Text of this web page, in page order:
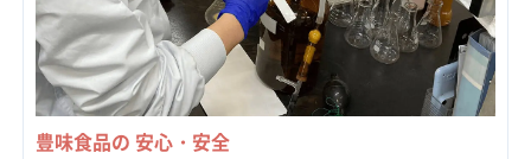
豊味食品の 安心・安全